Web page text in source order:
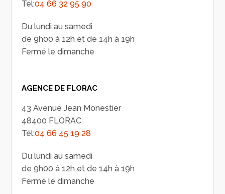
Tél:04 66 32 95 90
Du lundi au samedi
de 9h00 à 12h et de 14h à 19h
Fermé le dimanche
AGENCE DE FLORAC
43 Avenue Jean Monestier
48400 FLORAC
Tél:04 66 45 19 28
Du lundi au samedi
de 9h00 à 12h et de 14h à 19h
Fermé le dimanche